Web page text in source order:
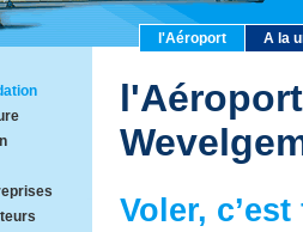
l'Aéroport A la
Voler,